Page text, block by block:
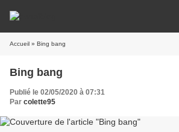
Accueil » Bing bang
Bing bang
Publié le 02/05/2020 à 07:31
Par colette95